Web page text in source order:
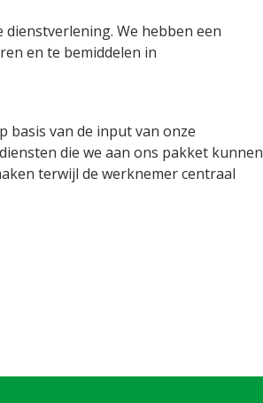
dienstverlening. We hebben een
en te bemiddelen in
basis van de input van onze
die we aan ons pakket kunnen
terwijl de werknemer centraal